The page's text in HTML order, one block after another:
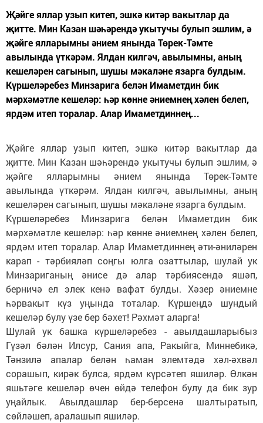
Җәйге яллар узып китеп, эшкә китәр вакытлар да
җитте. Мин Казан шәһәрендә укытучы булып эшлим, ә
җәйге ялларымны әнием янында Төрек-Тәмте
авылында үткәрәм. Ялдан килгәч, авылымны, аның
кешеләрен сагынып, шушы мәкаләне язарга булдым.
Күршеләребез Минзарига белән Имаметдин бик
мәрхәмәтле кешеләр: һәр көнне әниемнең хәлен белеп,
ярдәм итеп торалар. Алар Имаметдиннең...
Җәйге яллар узып китеп, эшкә китәр вакытлар да
җитте. Мин Казан шәһәрендә укытучы булып эшлим, ә
җәйге ялларымны әнием янында Төрек-Тәмте
авылында үткәрәм. Ялдан килгәч, авылымны, аның
кешеләрен сагынып, шушы мәкаләне язарга булдым.
Күршеләребез Минзарига белән Имаметдин бик
мәрхәмәтле кешеләр: һәр көнне әниемнең хәлен белеп,
ярдәм итеп торалар. Алар Имаметдиннең әти-әниләрен
карап - тәрбияләп соңгы юлга озаттылар, шулай ук
Минзариганың әнисе дә алар тәрбиясендә яшәп,
берничә ел элек кенә вафат булды. Хәзер әниемне
һәрвакыт күз уңында тоталар. Күршеңдә шундый
кешеләр булу үзе бер бәхет! Рәхмәт аларга!
Шулай ук башка күршеләребез - авылдашларыбыз
Гүзәл бәлән Илсур, Сания апа, Ракыйга, Миннебикә,
Тәнзилә апалар белән һаман элемтәдә хәл-әхвәл
сорашып, кирәк булса, ярдәм күрсәтеп яшиләр. Өлкән
яшьтәге кешеләр өчен өйдә телефон булу да бик зур
уңайлык. Авылдашлар бер-берсенә шалтыратып,
сөйләшеп, аралашып яшиләр.